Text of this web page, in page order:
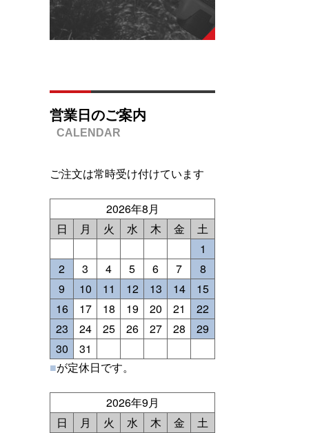
営業日のご案内
ご注文は常時受け付けています
2026年8月
日
月 火 水 木 金
土
1
2
3 4 5 6 7
8
9
10 11 12 13 14
15
16
17 18 19 20 21
22
23
24 25 26 27 28
29
30
31
■が定休日です。
2026年9月
日
月 火 水 木 金
土